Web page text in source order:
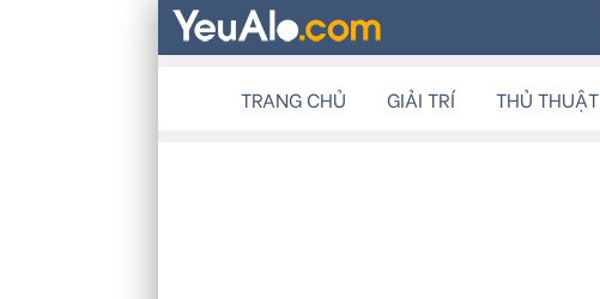
TRANG CHỦ GIẢI TRÍ THỦ THUẬT